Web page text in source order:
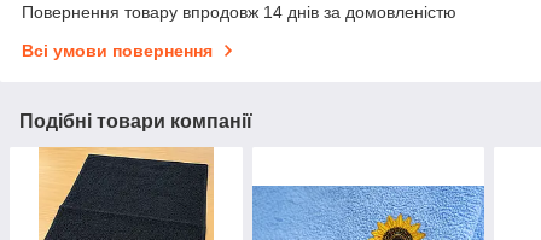
Повернення товару впродовж 14 днів за домовленістю
Всі умови повернення
Подібні товари компанії